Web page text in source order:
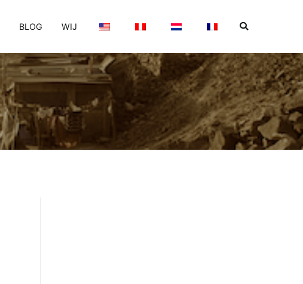
BLOG WIJ